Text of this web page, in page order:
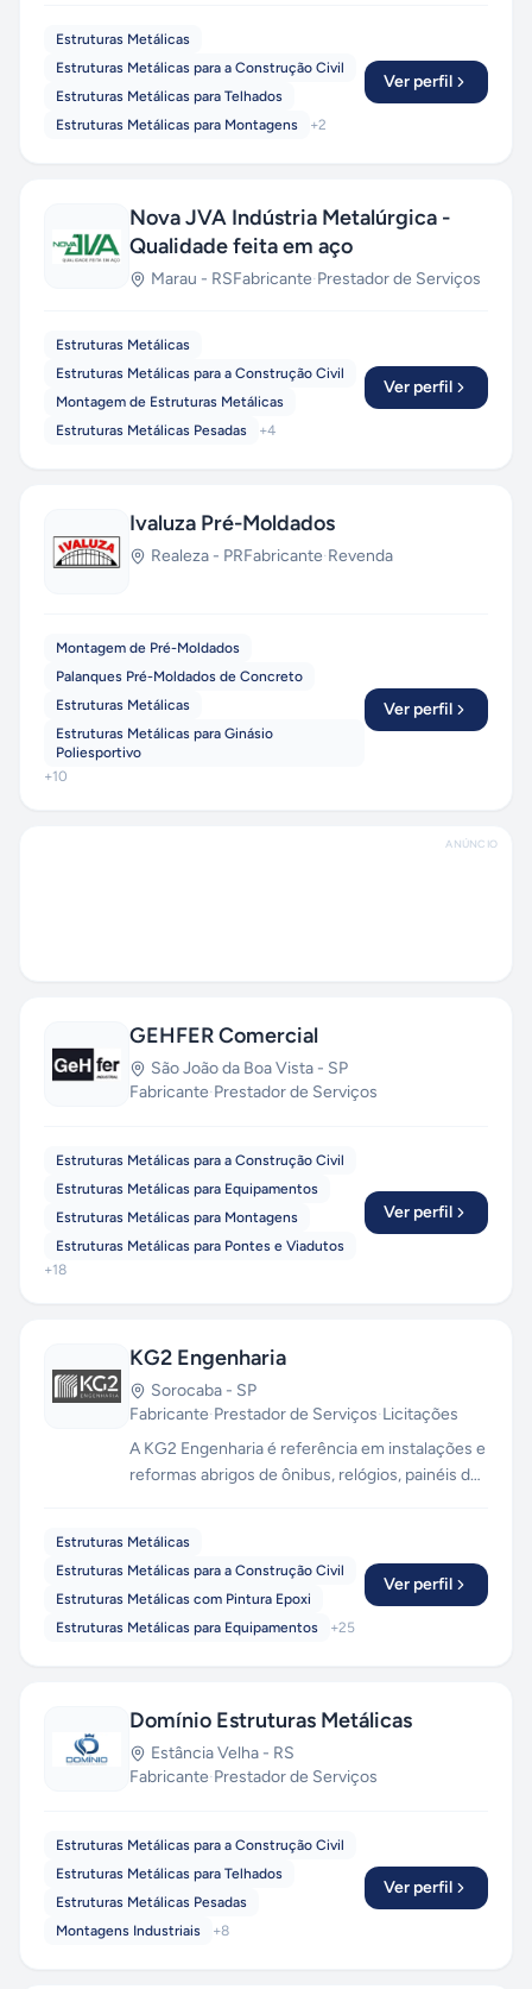
Estruturas Metálicas
Estruturas Metálicas para a Construção Civil
Estruturas Metálicas para Telhados
Estruturas Metálicas para Montagens
+2
Ver perfil
Nova JVA Indústria Metalúrgica -
Qualidade feita em aço
Marau - RSFabricante·Prestador de Serviços
Estruturas Metálicas
Estruturas Metálicas para a Construção Civil
Montagem de Estruturas Metálicas
Estruturas Metálicas Pesadas
+4
Ver perfil
Ivaluza Pré-Moldados
Realeza - PRFabricante·Revenda
Montagem de Pré-Moldados
Palanques Pré-Moldados de Concreto
Estruturas Metálicas
Estruturas Metálicas para Ginásio
Poliesportivo
+10
Ver perfil
ANÚNCIO
GEHFER Comercial
São João da Boa Vista - SP
Fabricante·Prestador de Serviços
Estruturas Metálicas para a Construção Civil
Estruturas Metálicas para Equipamentos
Estruturas Metálicas para Montagens
Estruturas Metálicas para Pontes e Viadutos
+18
Ver perfil
KG2 Engenharia
Sorocaba - SP
Fabricante·Prestador de Serviços·Licitações
A KG2 Engenharia é referência em instalações e
reformas abrigos de ônibus, relógios, painéis de
obras públicas, construções industriais, e
serviços de corte e dobra, pintura e manutenção
de estruturas metálicas.
Estruturas Metálicas
Estruturas Metálicas para a Construção Civil
Estruturas Metálicas com Pintura Epoxi
Estruturas Metálicas para Equipamentos
+25
Ver perfil
Domínio Estruturas Metálicas
Estância Velha - RS
Fabricante·Prestador de Serviços
Estruturas Metálicas para a Construção Civil
Estruturas Metálicas para Telhados
Estruturas Metálicas Pesadas
Montagens Industriais
+8
Ver perfil